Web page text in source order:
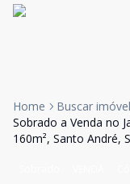
Home
Buscar imóvel
Sobrado a Venda no
160m², Santo André,